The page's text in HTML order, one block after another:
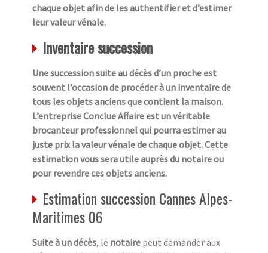
chaque objet afin de les authentifier et d’estimer
leur valeur vénale.
Inventaire succession
Une succession suite au décès d’un proche est
souvent l’occasion de procéder à un inventaire de
tous les objets anciens que contient la maison.
L’entreprise Conclue Affaire est un véritable
brocanteur professionnel qui pourra estimer au
juste prix la valeur vénale de chaque objet. Cette
estimation vous sera utile auprès du notaire ou
pour revendre ces objets anciens.
Estimation succession Cannes Alpes-
Maritimes 06
Suite à un décès, le notaire peut demander aux